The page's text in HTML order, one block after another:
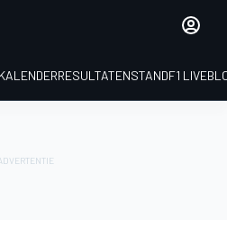
KALENDERRESULTATENSTANDF1